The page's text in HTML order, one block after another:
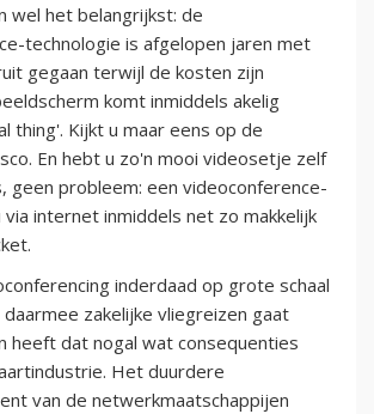
wel het belangrijkst: de
technologie is afgelopen jaren met
gegaan terwijl de kosten zijn
komt inmiddels akelig
thing'. Kijkt u maar eens op de
En hebt u zo'n mooi videosetje zelf
geen probleem: een videoconference-
internet inmiddels net zo makkelijk
inderdaad op grote schaal
zakelijke vliegreizen gaat
heeft dat nogal wat consequenties
Het duurdere
van de netwerkmaatschappijen